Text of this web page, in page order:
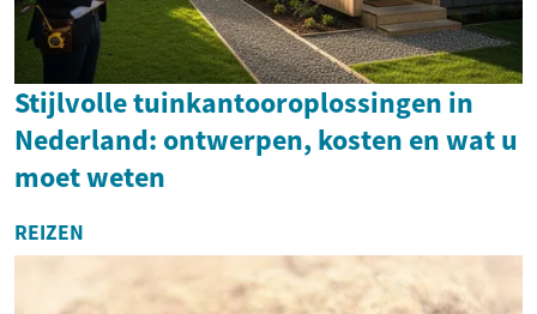
Stijlvolle tuinkantooroplossingen in
Nederland: ontwerpen, kosten en wat u
moet weten
REIZEN